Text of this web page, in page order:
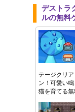
デストラ
ルの無料
テージクリ
ン！可愛い
猫を育てる